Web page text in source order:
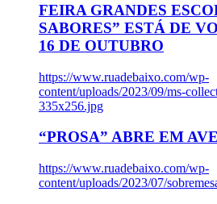
FEIRA GRANDES
SABORES” ESTÁ DE
16 DE OUTUBRO
https://www.ruadebaixo.com/wp-
content/uploads/2023/09/ms-
335x256.jpg
“PROSA” ABRE EM
https://www.ruadebaixo.com/wp-
content/uploads/2023/07/